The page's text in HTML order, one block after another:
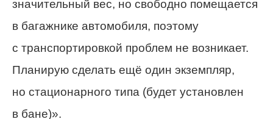
значительный вес, но свободно помещается
в багажнике автомобиля, поэтому
с транспортировкой проблем не возникает.
Планирую сделать ещё один экземпляр,
но стационарного типа (будет установлен
в бане)».